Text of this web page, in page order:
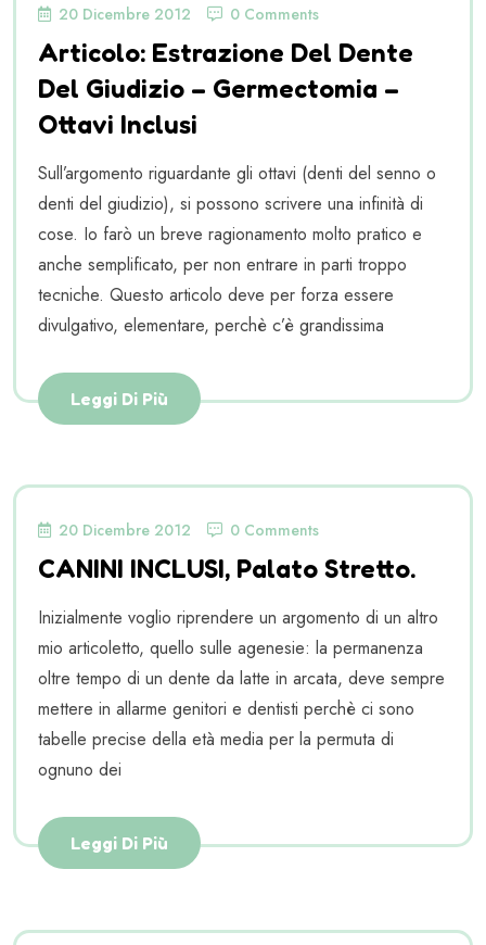
20 Dicembre 2012 0 Comments
Articolo: Estrazione Del Dente
Del Giudizio – Germectomia –
Ottavi Inclusi
Sull’argomento riguardante gli ottavi (denti del senno o
denti del giudizio), si possono scrivere una infinità di
cose. Io farò un breve ragionamento molto pratico e
anche semplificato, per non entrare in parti troppo
tecniche. Questo articolo deve per forza essere
divulgativo, elementare, perchè c’è grandissima
Leggi Di Più
20 Dicembre 2012 0 Comments
CANINI INCLUSI, Palato Stretto.
Inizialmente voglio riprendere un argomento di un altro
mio articoletto, quello sulle agenesie: la permanenza
oltre tempo di un dente da latte in arcata, deve sempre
mettere in allarme genitori e dentisti perchè ci sono
tabelle precise della età media per la permuta di
ognuno dei
Leggi Di Più